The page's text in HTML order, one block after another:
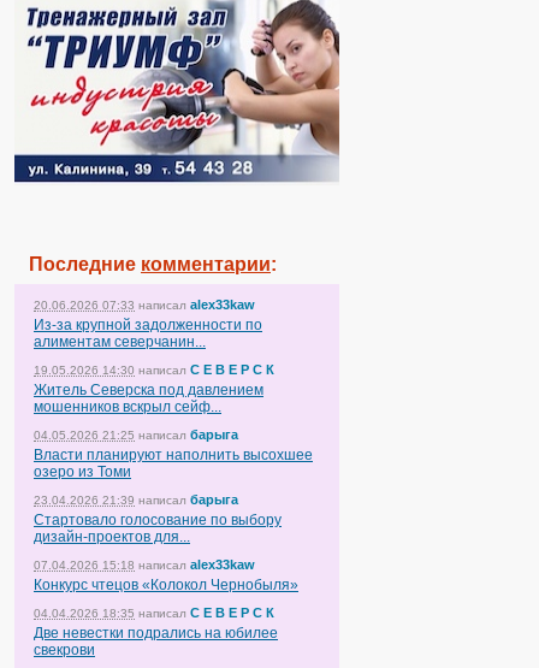
Последние комментарии:
20.06.2026 07:33 написал alex33kaw
Из-за крупной задолженности по
алиментам северчанин...
19.05.2026 14:30 написал С Е В Е Р С К
Житель Северска под давлением
мошенников вскрыл сейф...
04.05.2026 21:25 написал барыга
Власти планируют наполнить высохшее
озеро из Томи
23.04.2026 21:39 написал барыга
Стартовало голосование по выбору
дизайн-проектов для...
07.04.2026 15:18 написал alex33kaw
Конкурс чтецов «Колокол Чернобыля»
04.04.2026 18:35 написал С Е В Е Р С К
Две невестки подрались на юбилее
свекрови